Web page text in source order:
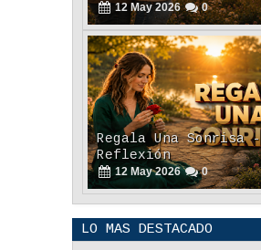
12 May 2026 0
Regala Una Sonrisa -
Reflexión
12 May 2026 0
LO MAS DESTACADO